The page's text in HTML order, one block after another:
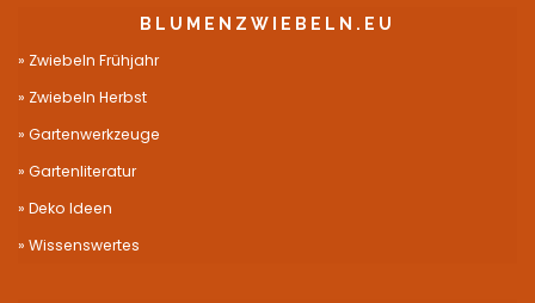
BLUMENZWIEBELN.EU
Zwiebeln Frühjahr
Zwiebeln Herbst
Gartenwerkzeuge
Gartenliteratur
Deko Ideen
Wissenswertes